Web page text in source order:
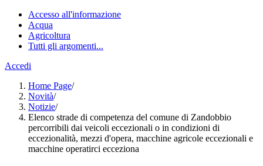
Accesso all'informazione
Acqua
Agricoltura
Tutti gli argomenti...
Accedi
Home Page/
Novità/
Notizie/
Elenco strade di competenza del comune di Zandobbio
percorribili dai veicoli eccezionali o in condizioni di
eccezionalità, mezzi d'opera, macchine agricole eccezionali e
macchine operatirci ecceziona